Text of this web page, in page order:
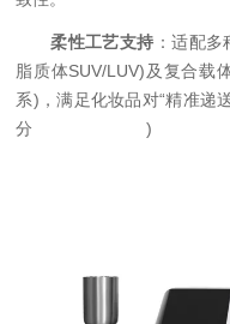
​​柔性工艺支持​ ：适配
脂质体SUV/LUV)及复合载
系)，满足化妆品对“精准递
分